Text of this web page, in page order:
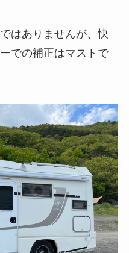
はありませんが、快
での補正はマストで